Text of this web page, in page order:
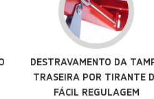
DIVERSAS POSIÇÕES DE
MONTAGEM DO EIXO
REGULANDO PESO SOBRE O